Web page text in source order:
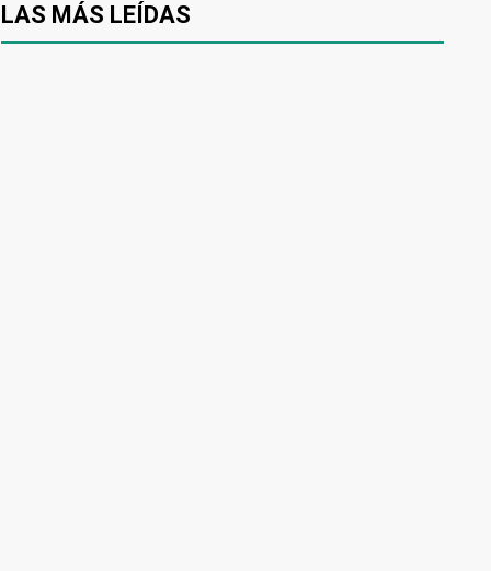
LAS MÁS LEÍDAS